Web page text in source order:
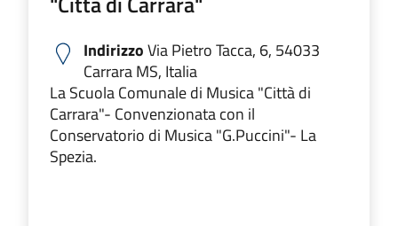
IndirizzoVia Pietro Tacca, 6, 54033
Carrara MS, Italia
La Scuola Comunale di Musica "Città di
Carrara"- Convenzionata con il
Conservatorio di Musica "G.Puccini"- La
Spezia.